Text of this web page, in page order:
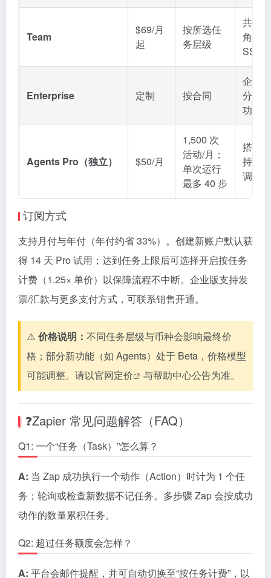
Team
$69/月
起
按所选任
务层级
共享
角色
SSO
Enterprise 定制 按合同
企业
分析
功经理
Agents Pro（独立） $50/月
1,500 次
活动/月；
单次运行
最多 40 步
搭建
持浏
调用
订阅方式
支持月付与年付（年付约省 33%）。创建新账户默认获
得 14 天 Pro 试用；达到任务上限后可选择开启按任务
计费（1.25× 单价）以保障流程不中断。企业版支持发
票/汇款与更多支付方式，可联系销售开通。
⚠️ 价格说明： 不同任务层级与币种会影响最终价
格；部分新功能（如 Agents）处于 Beta，价格模型
可能调整。请以官网定价 与帮助中心公告为准。
❓Zapier 常见问题解答（FAQ）
Q1: 一个“任务（Task）”怎么算？
A: 当 Zap 成功执行一个动作（Action）时计为 1 个任
务；轮询或检查新数据不记任务。多步骤 Zap 会按成功
动作的数量累积任务。
Q2: 超过任务额度会怎样？
A: 平台会邮件提醒，并可自动切换至“按任务计费”，以